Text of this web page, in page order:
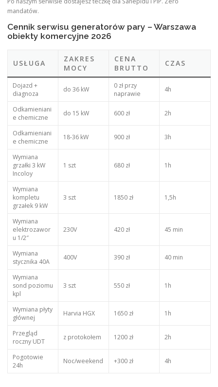
mandatów.
Cennik serwisu generatorów pary – Warszawa
obiekty komercyjne 2026
USŁUGA
ZAKRES
MOCY
CENA
BRUTTO
CZAS
Dojazd +
diagnoza
do 36 kW
0 zł przy
naprawie
4h
Odkamieniani
e chemiczne
do 15 kW 600 zł 2h
Odkamieniani
e chemiczne
18-36 kW 900 zł 3h
Wymiana
grzałki 3 kW
Incoloy
1 szt 680 zł 1h
Wymiana
kompletu
grzałek 9 kW
3 szt 1850 zł 1,5h
Wymiana
elektrozawor
u 1/2″
230V 420 zł 45 min
Wymiana
stycznika 40A
400V 390 zł 40 min
Wymiana
sond poziomu
kpl
3 szt 550 zł 1h
Wymiana płyty
głównej
Harvia HGX 1650 zł 1h
Przegląd
roczny UDT
z protokołem 1200 zł 2h
Pogotowie
24h
Noc/weekend +300 zł 4h